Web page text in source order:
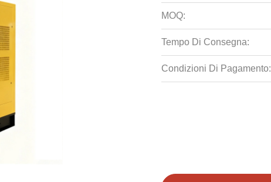
MOQ:
Tempo Di Consegna:
Condizioni Di Pagamento: